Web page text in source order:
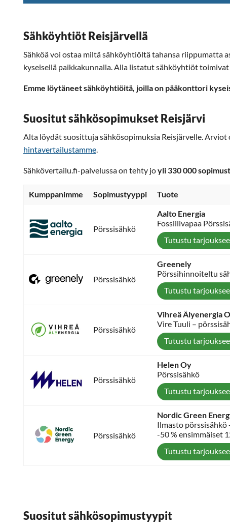
Sähköyhtiöt Reisjärvellä
Sähköä voi ostaa miltä sähköyhtiöltä tahansa riippumatta
kyseisellä paikkakunnalla. Alla listatut sähköyhtiöt toimivat
Emme löytäneet sähköyhtiöitä, joilla on pääkonttori
Suositut sähkösopimukset Reisjärvi
Alta löydät suosittuja sähkösopimuksia Reisjärvelle.
hintavertailustamme
Sähkövertailu.fi-palvelussa on tehty joyli 330 000
Kumppanimme Sopimustyyppi Tuote
Pörssisähkö
Aalto Energia
Fossiilivapaa
Tutustu
Pörssisähkö
Greenely
Pörssihinnoiteltu
Tutustu
Pörssisähkö
Vihreä Älyenergia
Vire Tuuli –
Tutustu
Pörssisähkö
Helen Oy
Pörssisähkö
Tutustu
Pörssisähkö
Nordic Green
Ilmasto pörssisähkö
-50 % ensimmäiset
Tutustu
Suositut sähkösopimustyypit